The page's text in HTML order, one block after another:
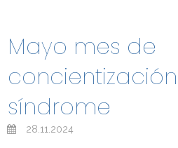
Mayo mes de
síndrome
28.11.2024